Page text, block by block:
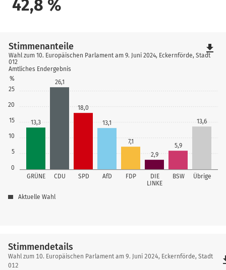
42,8 %
0
5
10
15
20
25
%
GRÜNE CDU SPD AfD FDP
DIE
LINKE
BSW Übrige
13,3
26,1
18,0
13,1
7,1
2,9
5,9
13,6
Stimmenanteile
Wahl zum 10. Europäischen Parlament am 9. Juni 2024, Eckernförde, Stadt
012
Amtliches Endergebnis
Aktuelle Wahl
file_download
Stimmendetails
Stimmendetails
Wahl zum 10. Europäischen Parlament am 9. Juni 2024, Eckernförde, Stadt
012